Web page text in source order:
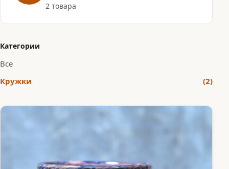
2 товара
Категории
Все
Кружки
(2)